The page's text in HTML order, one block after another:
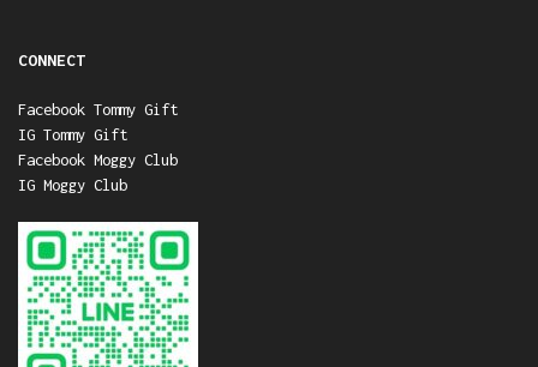
CONNECT
Facebook Tommy Gift
IG Tommy Gift
Facebook Moggy Club
IG Moggy Club